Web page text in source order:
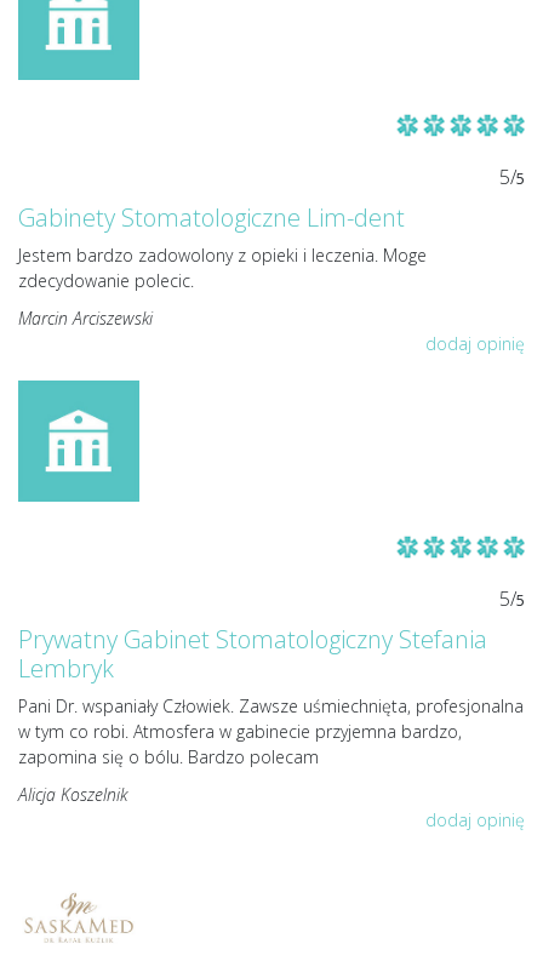
5/5
Gabinety Stomatologiczne Lim-dent
Jestem bardzo zadowolony z opieki i leczenia. Moge
zdecydowanie polecic.
Marcin Arciszewski
dodaj opinię
5/5
Prywatny Gabinet Stomatologiczny Stefania
Lembryk
Pani Dr. wspaniały Człowiek. Zawsze uśmiechnięta, profesjonalna
w tym co robi. Atmosfera w gabinecie przyjemna bardzo,
zapomina się o bólu. Bardzo polecam
Alicja Koszelnik
dodaj opinię